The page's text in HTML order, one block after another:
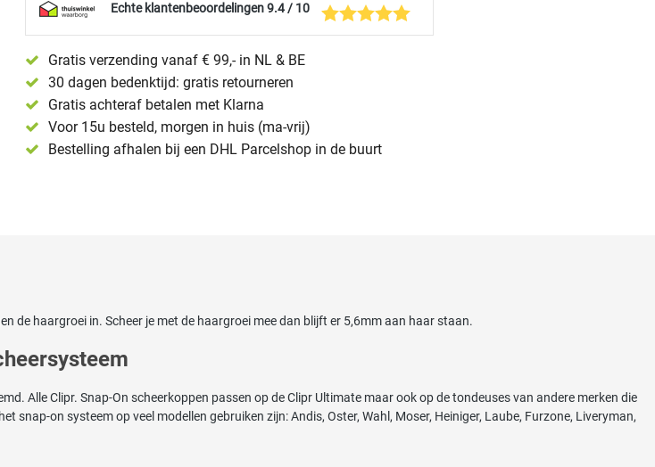
Echte klantenbeoordelingen 9.4 / 10
Gratis verzending vanaf € 99,- in NL & BE
30 dagen bedenktijd: gratis retourneren
Gratis achteraf betalen met Klarna
Voor 15u besteld, morgen in huis (ma-vrij)
Bestelling afhalen bij een DHL Parcelshop in de buurt
de haargroei in. Scheer je met de haargroei mee dan blijft er 5,6mm aan haar staan.
Alle Clipr. Snap-On scheerkoppen passen op de Clipr Ultimate maar ook op de tondeuses van andere merken die
on systeem op veel modellen gebruiken zijn: Andis, Oster, Wahl, Moser, Heiniger, Laube, Furzone, Liveryman,